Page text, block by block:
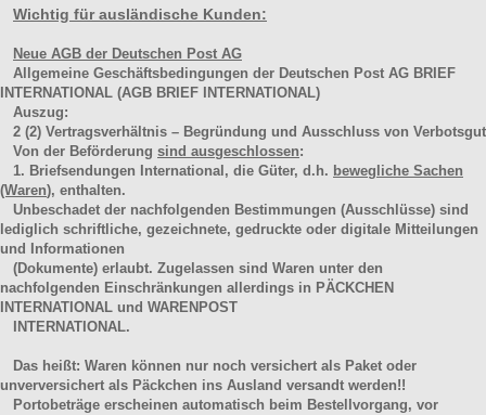
Wichtig für ausländische Kunden:
Neue AGB der Deutschen Post AG
Allgemeine Geschäftsbedingungen der Deutschen Post AG BRIEF
INTERNATIONAL (AGB BRIEF INTERNATIONAL)
Auszug:
2 (2) Vertragsverhältnis – Begründung und Ausschluss von Verbotsgut
Von der Beförderung sind ausgeschlossen:
1. Briefsendungen International, die Güter, d.h. bewegliche Sachen
(Waren), enthalten.
Unbeschadet der nachfolgenden Bestimmungen (Ausschlüsse) sind
lediglich schriftliche, gezeichnete, gedruckte oder digitale Mitteilungen
und Informationen
(Dokumente) erlaubt. Zugelassen sind Waren unter den
nachfolgenden Einschränkungen allerdings in PÄCKCHEN
INTERNATIONAL und WARENPOST
INTERNATIONAL.
Das heißt: Waren können nur noch versichert als Paket oder
unverversichert als Päckchen ins Ausland versandt werden!!
Portobeträge erscheinen automatisch beim Bestellvorgang, vor